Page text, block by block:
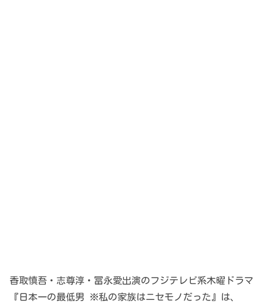
香取慎吾・志尊淳・冨永愛出演のフジテレビ系木曜ドラマ
『日本一の最低男 ※私の家族はニセモノだった』は、